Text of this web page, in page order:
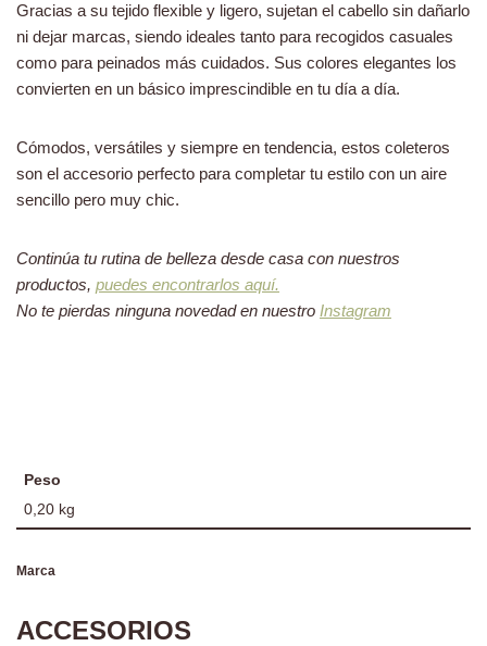
Gracias a su tejido flexible y ligero, sujetan el cabello sin dañarlo
ni dejar marcas, siendo ideales tanto para recogidos casuales
como para peinados más cuidados. Sus colores elegantes los
convierten en un básico imprescindible en tu día a día.
Cómodos, versátiles y siempre en tendencia, estos coleteros
son el accesorio perfecto para completar tu estilo con un aire
sencillo pero muy chic.
Continúa tu rutina de belleza desde casa con nuestros
productos, puedes encontrarlos aquí.
No te pierdas ninguna novedad en nuestro Instagram
Peso
0,20 kg
Marca
ACCESORIOS